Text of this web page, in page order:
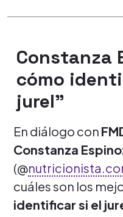
Constanza
cómo
jurel”
En diálogo con
Constanza
(@
cuáles son los
identificar si el